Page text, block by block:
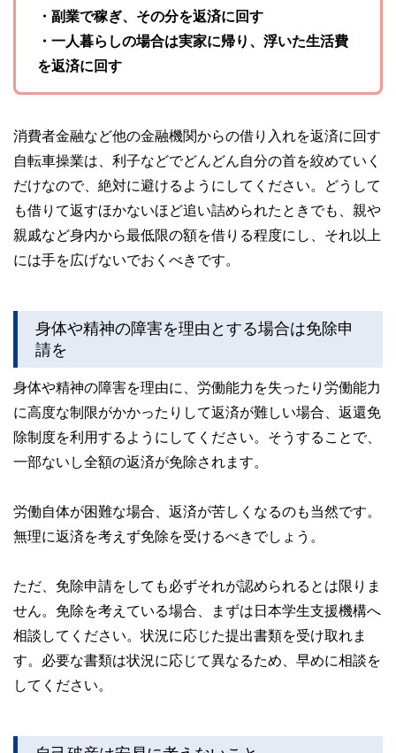
・副業で稼ぎ、その分を返済に回す
・一人暮らしの場合は実家に帰り、浮いた生活費
を返済に回す
消費者金融など他の金融機関からの借り入れを返済に回す
自転車操業は、利子などでどんどん自分の首を絞めていく
だけなので、絶対に避けるようにしてください。どうして
も借りて返すほかないほど追い詰められたときでも、親や
親戚など身内から最低限の額を借りる程度にし、それ以上
には手を広げないでおくべきです。
身体や精神の障害を理由とする場合は免除申
請を
身体や精神の障害を理由に、労働能力を失ったり労働能力
に高度な制限がかかったりして返済が難しい場合、返還免
除制度を利用するようにしてください。そうすることで、
一部ないし全額の返済が免除されます。
労働自体が困難な場合、返済が苦しくなるのも当然です。
無理に返済を考えず免除を受けるべきでしょう。
ただ、免除申請をしても必ずそれが認められるとは限りま
せん。免除を考えている場合、まずは日本学生支援機構へ
相談してください。状況に応じた提出書類を受け取れま
す。必要な書類は状況に応じて異なるため、早めに相談を
してください。